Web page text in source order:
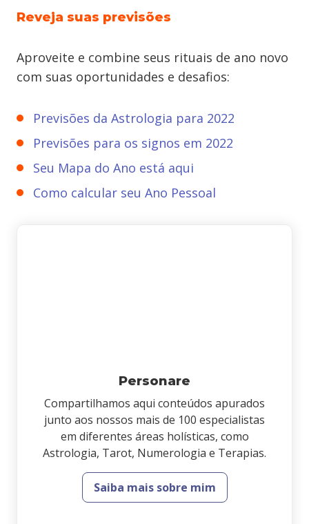
Reveja suas previsões
Aproveite e combine seus rituais de ano novo
com suas oportunidades e desafios:
Previsões da Astrologia para 2022
Previsões para os signos em 2022
Seu Mapa do Ano está aqui
Como calcular seu Ano Pessoal
Personare
Compartilhamos aqui conteúdos apurados
junto aos nossos mais de 100 especialistas
em diferentes áreas holísticas, como
Astrologia, Tarot, Numerologia e Terapias.
Saiba mais sobre mim